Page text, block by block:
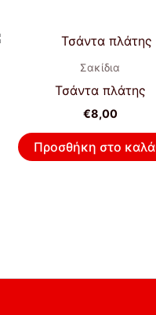
Σακίδια
Τσάντα πλάτης
€8,00
Προσθήκη στο